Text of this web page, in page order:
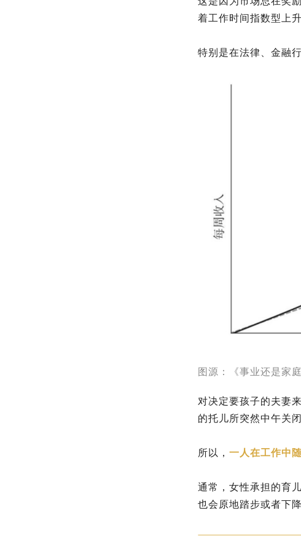
着工作时间指数型上
特别是在法律、金融
图源：《事业还是家庭
对决定要孩子的夫妻
的托儿所突然中午关
所以， 一人在工作中
通常，女性承担的育
也会原地踏步或者下降